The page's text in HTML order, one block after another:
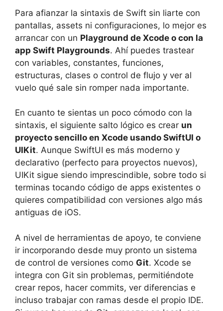
Para afianzar la sintaxis de Swift sin liarte con
pantallas, assets ni configuraciones, lo mejor es
arrancar con un Playground de Xcode o con la
app Swift Playgrounds. Ahí puedes trastear
con variables, constantes, funciones,
estructuras, clases o control de flujo y ver al
vuelo qué sale sin romper nada importante.
En cuanto te sientas un poco cómodo con la
sintaxis, el siguiente salto lógico es crear un
proyecto sencillo en Xcode usando SwiftUI o
UIKit. Aunque SwiftUI es más moderno y
declarativo (perfecto para proyectos nuevos),
UIKit sigue siendo imprescindible, sobre todo si
terminas tocando código de apps existentes o
quieres compatibilidad con versiones algo más
antiguas de iOS.
A nivel de herramientas de apoyo, te conviene
ir incorporando desde muy pronto un sistema
de control de versiones como Git. Xcode se
integra con Git sin problemas, permitiéndote
crear repos, hacer commits, ver diferencias e
incluso trabajar con ramas desde el propio IDE.